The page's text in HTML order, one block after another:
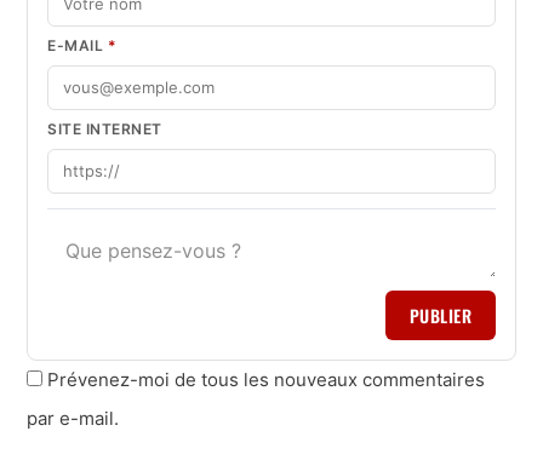
E-MAIL *
SITE INTERNET
PUBLIER
Prévenez-moi de tous les nouveaux commentaires
par e-mail.